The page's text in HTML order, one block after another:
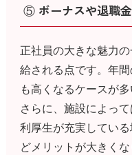
⑤ ボーナスや退職
正社員の大きな魅力
給される点です。年
も高くなるケースが多
さらに、施設によっ
利厚生が充実してい
どメリットが大きくな